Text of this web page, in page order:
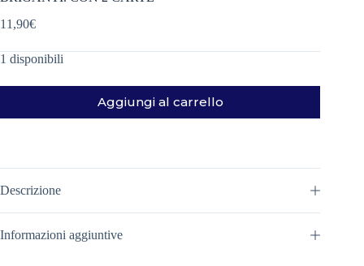
11,90€
1 disponibili
Aggiungi al carrello
Descrizione
Informazioni aggiuntive